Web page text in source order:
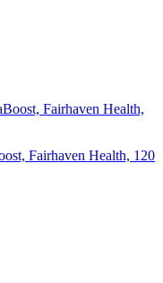
Fairhaven Health, 120